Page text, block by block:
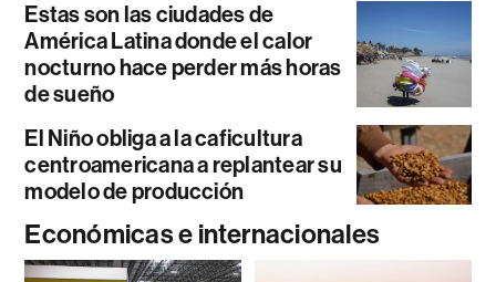
Estas son las ciudades de
América Latina donde el calor
nocturno hace perder más horas
de sueño
El Niño obliga a la caficultura
centroamericana a replantear su
modelo de producción
Económicas e internacionales